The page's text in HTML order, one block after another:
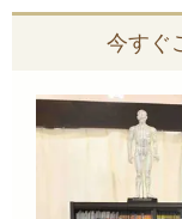
今すぐ